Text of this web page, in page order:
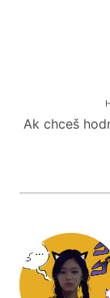
Ak chceš